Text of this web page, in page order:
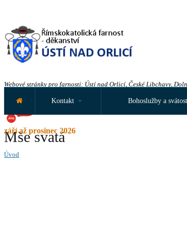
Webové stránky pro farnosti: Ústí nad Orlicí, České Libchavy,
září až prosinec 2026
Kontakt Bohoslužby a
Mše svatá
Úvod